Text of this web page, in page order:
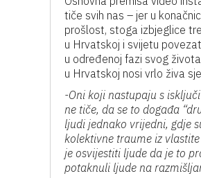
tiče svih nas – jer u
prošlost, stoga izbjeglice
u Hrvatskoj i svijetu
u određenoj fazi svog
u Hrvatskoj nosi vrlo živa
-Oni koji nastupaju s
ne tiče, da se to događa
ljudi jednako vrijedni, gdje
kolektivne traume iz
je osvijestiti ljude da je to
potaknuli ljude na